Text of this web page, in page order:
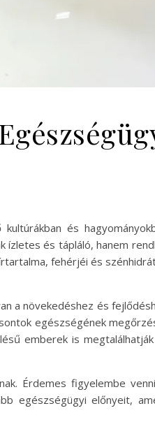
és
és tápláló, hanem
fehérjéi és
a növekedéshez és
egészségének
emberek is
Érdemes figyelembe
egészségügyi előnyeit,